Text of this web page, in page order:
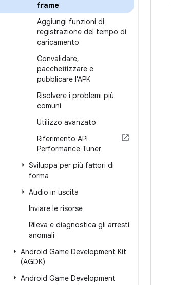
frame
Aggiungi funzioni di
registrazione del tempo di
caricamento
Convalidare,
pacchettizzare e
pubblicare l'APK
Risolvere i problemi più
comuni
Utilizzo avanzato
Riferimento API
Performance Tuner
Sviluppa per più fattori di
forma
Audio in uscita
Inviare le risorse
Rileva e diagnostica gli arresti
anomali
Android Game Development Kit
(AGDK)
Android Game Development